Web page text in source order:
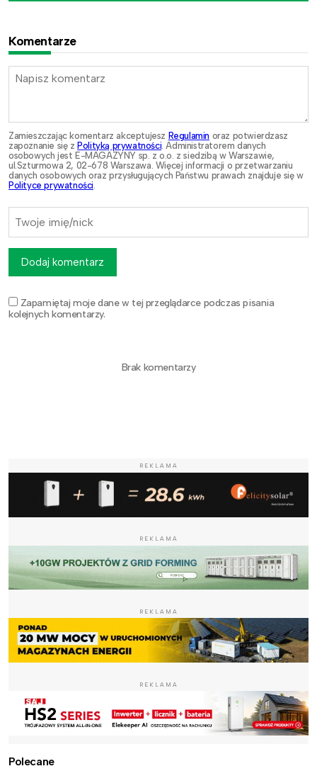
Komentarze
Zamieszczając komentarz akceptujesz Regulamin oraz potwierdzasz
zapoznanie się z Polityką prywatności. Administratorem danych
osobowych jest E-MAGAZYNY sp. z o.o. z siedzibą w Warszawie,
ul.Szturmowa 2, 02-678 Warszawa. Więcej informacji o przetwarzaniu
danych osobowych oraz przysługujących Państwu prawach znajduje się w
Polityce prywatności.
Zapamiętaj moje dane w tej przeglądarce podczas pisania
kolejnych komentarzy.
Dodaj komentarz
Brak komentarzy
REKLAMA
REKLAMA
REKLAMA
REKLAMA
Polecane